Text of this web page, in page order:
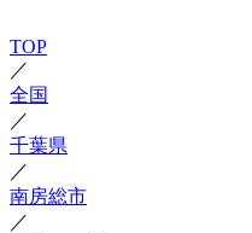
TOP
／
全国
／
千葉県
／
南房総市
／